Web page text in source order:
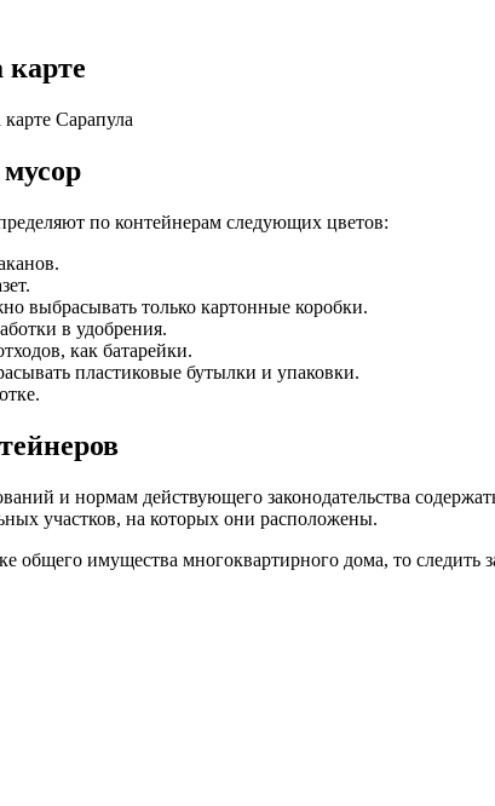
Сарапула
по контейнерам следующих цветов:
выбрасывать только картонные коробки.
в удобрения.
как батарейки.
пластиковые бутылки и упаковки.
и нормам действующего законодательства
участков, на которых они расположены.
общего имущества многоквартирного дома, то